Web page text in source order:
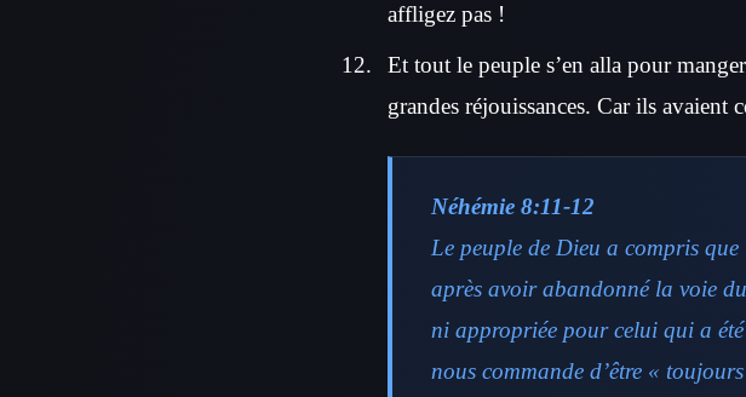
affligez pas !
Et tout le peuple s’en alla pour
grandes réjouissances. Car ils avaient
Néhémie 8:11-12
Le peuple de Dieu a compris
après avoir abandonné la voie
ni appropriée pour celui qui a
nous commande d’être «